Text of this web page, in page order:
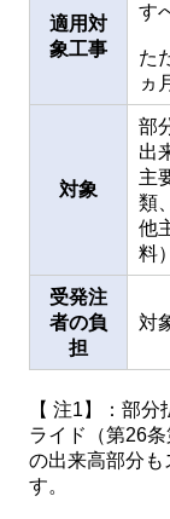
適用対
象工事
す
た
ヵ
対象
部
出
主
類
他
料
受発注
者の負
担
対
【 注1】：部
ライド（第26
の出来高部分も
す。